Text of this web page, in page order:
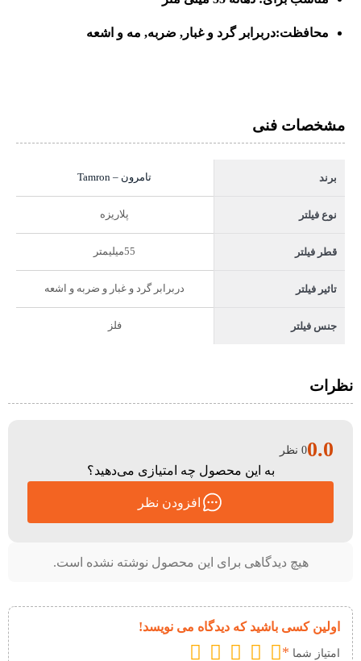
محافظت:دربرابر گرد و غبار, ضربه, مه و اشعه
مشخصات فنی
برند تامرون – Tamron
نوع فیلتر پلاریزه
قطر فیلتر 55میلیمتر
تاثیر فیلتر دربرابر گرد و غبار و ضربه و اشعه
جنس فیلتر فلز
نظرات
هیچ دیدگاهی برای این محصول نوشته نشده است.
اولین کسی باشید که دیدگاه می نویسد!
امتیاز شما *
0.00 نظر
به این محصول چه امتیازی می‌دهید؟
افزودن نظر